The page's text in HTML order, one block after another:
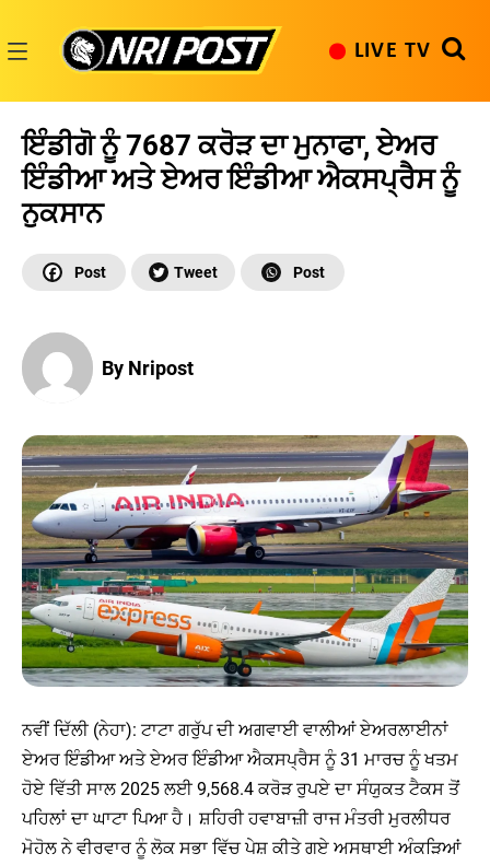
content
LIVE TV
ਇੰਡੀਗੋ ਨੂੰ 7687 ਕਰੋੜ ਦਾ ਮੁਨਾਫਾ, ਏਅਰ
ਇੰਡੀਆ ਅਤੇ ਏਅਰ ਇੰਡੀਆ ਐਕਸਪ੍ਰੈਸ ਨੂੰ
ਨੁਕਸਾਨ
By Nripost
ਨਵੀਂ ਦਿੱਲੀ (ਨੇਹਾ): ਟਾਟਾ ਗਰੁੱਪ ਦੀ ਅਗਵਾਈ ਵਾਲੀਆਂ ਏਅਰਲਾਈਨਾਂ
ਏਅਰ ਇੰਡੀਆ ਅਤੇ ਏਅਰ ਇੰਡੀਆ ਐਕਸਪ੍ਰੈਸ ਨੂੰ 31 ਮਾਰਚ ਨੂੰ ਖਤਮ
ਹੋਏ ਵਿੱਤੀ ਸਾਲ 2025 ਲਈ 9,568.4 ਕਰੋੜ ਰੁਪਏ ਦਾ ਸੰਯੁਕਤ ਟੈਕਸ ਤੋਂ
ਪਹਿਲਾਂ ਦਾ ਘਾਟਾ ਪਿਆ ਹੈ। ਸ਼ਹਿਰੀ ਹਵਾਬਾਜ਼ੀ ਰਾਜ ਮੰਤਰੀ ਮੁਰਲੀਧਰ
ਮੋਹੋਲ ਨੇ ਵੀਰਵਾਰ ਨੂੰ ਲੋਕ ਸਭਾ ਵਿੱਚ ਪੇਸ਼ ਕੀਤੇ ਗਏ ਅਸਥਾਈ ਅੰਕੜਿਆਂ